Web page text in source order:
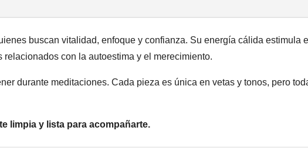
buscan vitalidad, enfoque y confianza. Su energía cálida estimula
con la autoestima y el merecimiento.
durante meditaciones. Cada pieza es única en vetas y tonos, pero
limpia y lista para acompañarte.